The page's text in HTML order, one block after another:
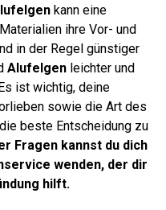
kann eine
ihre Vor- und
in der Regel günstiger
Alufelgen leichter und
ist wichtig, deine
sowie die Art des
beste Entscheidung zu
Fragen kannst du dich
wenden, der dir
hilft.